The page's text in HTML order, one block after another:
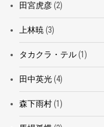
田宮虎彦(2)
上林暁 (3)
タカクラ・テル(1)
田中英光(4)
森下雨村(1)